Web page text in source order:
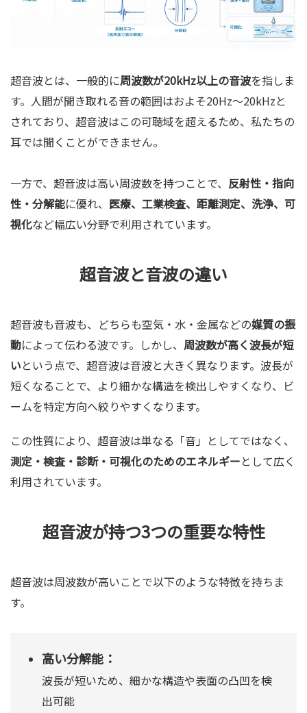
超音波とは、一般的に周波数が20kHz以上の音波を指しま
す。人間が聞き取れる音の範囲はおよそ20Hz〜20kHzと
されており、超音波はこの可聴域を超えるため、私たちの
耳では聞くことができません。
一方で、超音波は高い周波数を持つことで、 反射性・指向
性・分解能に優れ、 医療、工業検査、距離測定、洗浄、可
視化など幅広い分野で利用されています。
超音波と音波の違い
超音波も音波も、どちらも空気・水・金属などの媒質の振
動によって伝わる波です。しかし、 周波数が高く波長が短
いという点で、超音波は音波と大きく異なります。波長が
短くなることで、より細かな構造を検出しやすくなり、ビ
ームを特定方向へ絞りやすくなります。
この性質により、超音波は単なる「音」としてではなく、
測定・検査・診断・可視化のためのエネルギーとして広く
利用されています。
超音波が持つ3つの重要な特性
超音波は周波数が高いことで以下のような特徴を持ちま
す。
高い分解能：
波長が短いため、細かな構造や表面の凸凹を検
出可能